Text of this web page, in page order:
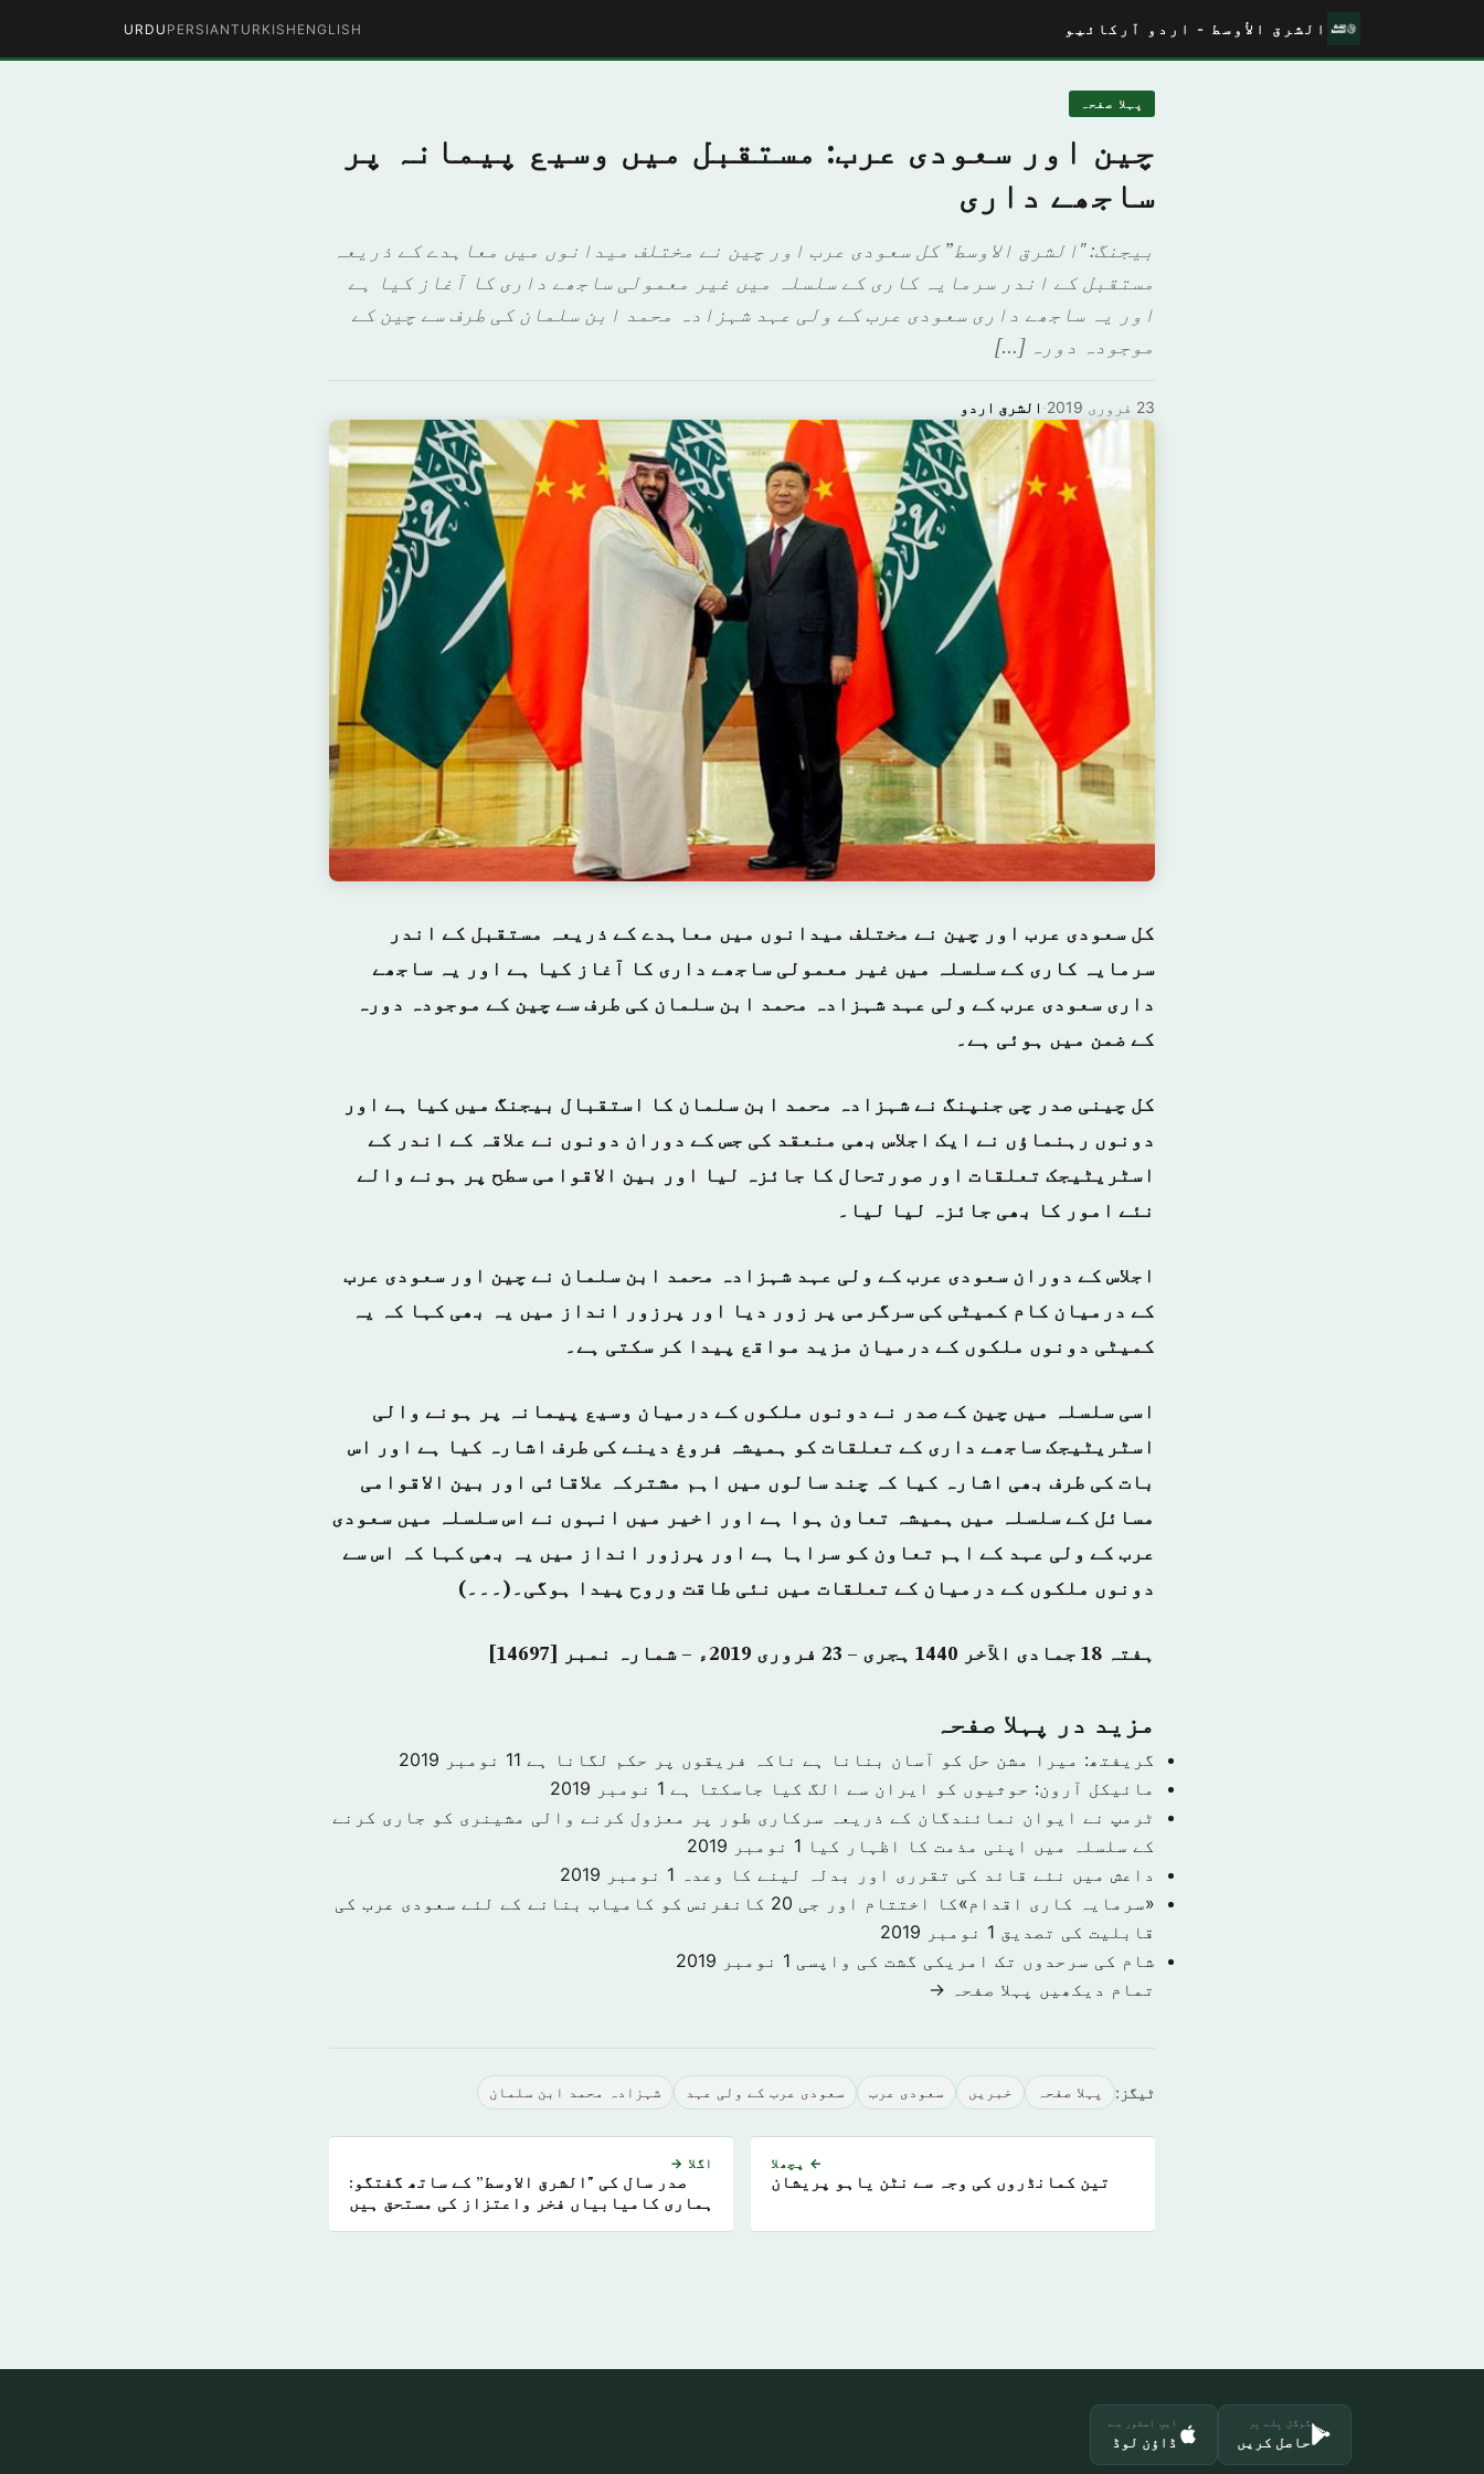
الشرق الأوسط - اردو آرکائیو ENGLISH
TURKISH
PERSIAN
URDU
پہلا صفحہ
چین اور سعودی عرب: مستقبل میں وسیع پیمانہ پر
ساجھے داری
بیجنگ: "الشرق الاوسط” کل سعودی عرب اور چین نے مختلف میدانوں میں معاہدے کے ذریعہ
مستقبل کے اندر سرمایہ کاری کے سلسلہ میں غیر معمولی ساجھے داری کا آغاز کیا ہے
اور یہ ساجھے داری سعودی عرب کے ولی عہد شہزادہ محمد ابن سلمان کی طرف سے چین کے
موجودہ دورہ […]
الشرق اردو · 23 فروری 2019
کل سعودی عرب اور چین نے مختلف میدانوں میں معاہدے کے ذریعہ مستقبل کے اندر
سرمایہ کاری کے سلسلہ میں غیر معمولی ساجھے داری کا آغاز کیا ہے اور یہ ساجھے
داری سعودی عرب کے ولی عہد شہزادہ محمد ابن سلمان کی طرف سے چین کے موجودہ دورہ
کے ضمن میں ہوئی ہے۔
کل چینی صدر چی جنپنگ نے شہزادہ محمد ابن سلمان کا استقبال بیجنگ میں کیا ہے اور
دونوں رہنماؤں نے ایک اجلاس بھی منعقد کی جس کے دوران دونوں نے علاقہ کے اندر کے
اسٹریٹیجک تعلقات اور صورتحال کا جائزہ لیا اور بین الاقوامی سطح پر ہونے والے
نئے امور کا بھی جائزہ لیا لیا۔
اجلاس کے دوران سعودی عرب کے ولی عہد شہزادہ محمد ابن سلمان نے چین اور سعودی عرب
کے درمیان کام کمیٹی کی سرگرمی پر زور دیا اور پرزور انداز میں یہ بھی کہا کہ یہ
کمیٹی دونوں ملکوں کے درمیان مزید مواقع پیدا کر سکتی ہے۔
اسی سلسلہ میں چین کے صدر نے دونوں ملکوں کے درمیان وسیع پیمانہ پر ہونے والی
اسٹریٹیجک ساجھے داری کے تعلقات کو ہمیشہ فروغ دینے کی طرف اشارہ کیا ہے اور اس
بات کی طرف بھی اشارہ کیا کہ چند سالوں میں اہم مشترکہ علاقائی اور بین الاقوامی
مسائل کے سلسلہ میں ہمیشہ تعاون ہوا ہے اور اخیر میں انہوں نے اس سلسلہ میں سعودی
عرب کے ولی عہد کے اہم تعاون کو سراہا ہے اور پرزور انداز میں یہ بھی کہا کہ اس سے
دونوں ملکوں کے درمیان کے تعلقات میں نئی طاقت وروح پیدا ہوگی۔(۔۔۔)
ہفتہ 18 جمادی الآخر 1440 ہجری – 23 فروری 2019ء – شمارہ نمبر [14697]
مزید در پہلا صفحہ
گریفتھ: میرا مشن حل کو آسان بنانا ہے ناکہ فریقوں پر حکم لگانا ہے 11 نومبر 2019
مائیکل آرون: حوثیوں کو ایران سے الگ کیا جاسکتا ہے 1 نومبر 2019
ٹرمپ نے ایوان نمائندگان کے ذریعہ سرکاری طور پر معزول کرنے والی مشینری کو جاری کرنے
کے سلسلہ میں اپنی مذمت کا اظہار کیا 1 نومبر 2019
داعش میں نئے قائد کی تقرری اور بدلہ لینے کا وعدہ
1 نومبر 2019
«سرمایہ کاری اقدام»کا اختتام اور جی 20 کانفرنس کو کامیاب بنانے کے لئے سعودی عرب کی
قابلیت کی تصدیق 1 نومبر 2019
شام کی سرحدوں تک امریکی گشت کی واپسی 1 نومبر 2019
تمام دیکھیں پہلا صفحہ →
ٹیگز: پہلا صفحہ خبريں سعودى عرب سعودی عرب کے ولی عہد شہزادہ محمد ابن سلمان
← پچھلا
تین کمانڈروں کی وجہ سے نٹن یاہو پریشان
اگلا →
صدر سال کی "الشرق الاوسط” کے ساتھ گفتگو:
ہماری کامیابیاں فخر واعتزاز کی مستحق ہیں
گوگل پلے پر
حاصل کریں
ایپ اسٹور سے
ڈاؤن لوڈ